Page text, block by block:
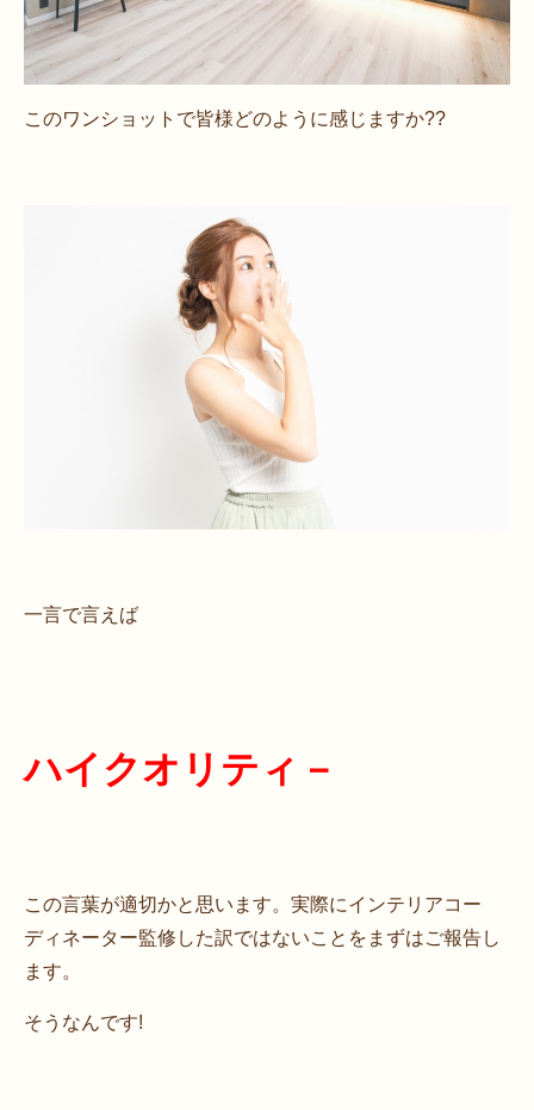
このワンショットで皆様どのように感じますか??
一言で言えば
ハイクオリティ－
この言葉が適切かと思います。実際にインテリアコー
ディネーター監修した訳ではないことをまずはご報告し
ます。
そうなんです!